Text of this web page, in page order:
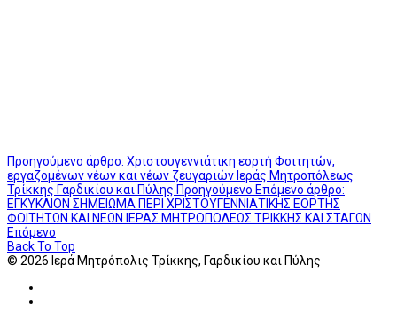
Προηγούμενο άρθρο: Χριστουγεννιάτικη εορτή Φοιτητών,
εργαζομένων νέων και νέων ζευγαριών Ιεράς Μητροπόλεως
Τρίκκης Γαρδικίου και Πύλης Προηγούμενο Επόμενο άρθρο:
ΕΓΚΥΚΛΙΟΝ ΣΗΜΕΙΩΜΑ ΠΕΡΙ ΧΡΙΣΤΟΥΓΕΝΝΙΑΤΙΚΗΣ ΕΟΡΤΗΣ
ΦΟΙΤΗΤΩΝ ΚΑΙ ΝΕΩΝ ΙΕΡΑΣ ΜΗΤΡΟΠΟΛΕΩΣ ΤΡΙΚΚΗΣ ΚΑΙ ΣΤΑΓΩΝ
Επόμενο
Back To Top
© 2026 Ιερά Μητρόπολις Τρίκκης, Γαρδικίου και Πύλης